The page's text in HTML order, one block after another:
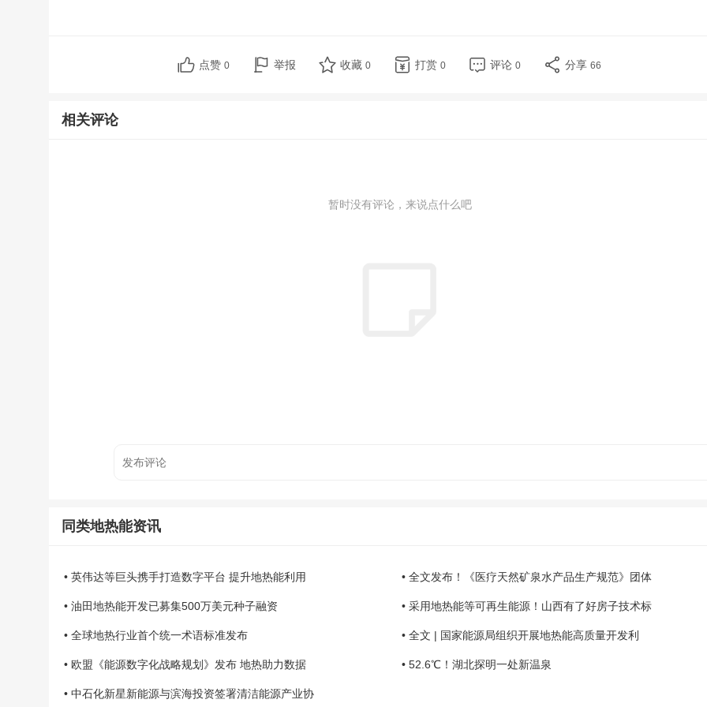
点赞 0 举报 收藏 0 打赏 0 评论 0 分享 66
相关评论
暂时没有评论，来说点什么吧
同类地热能资讯
• 英伟达等巨头携手打造数字平台 提升地热能利用 • 全文发布！《医疗天然矿泉水产品生产规范》团体
• 油田地热能开发已募集500万美元种子融资 • 采用地热能等可再生能源！山西有了好房子技术标
• 全球地热行业首个统一术语标准发布 • 全文 | 国家能源局组织开展地热能高质量开发利
• 欧盟《能源数字化战略规划》发布 地热助力数据 • 52.6℃！湖北探明一处新温泉
• 中石化新星新能源与滨海投资签署清洁能源产业协